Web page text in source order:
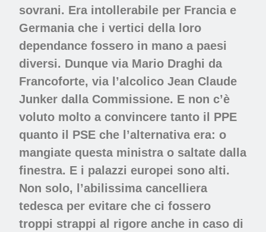
sovrani. Era intollerabile per Francia e
Germania che i vertici della loro
dependance fossero in mano a paesi
diversi. Dunque via Mario Draghi da
Francoforte, via l’alcolico Jean Claude
Junker dalla Commissione. E non c’è
voluto molto a convincere tanto il PPE
quanto il PSE che l’alternativa era: o
mangiate questa ministra o saltate dalla
finestra. E i palazzi europei sono alti.
Non solo, l’abilissima cancelliera
tedesca per evitare che ci fossero
troppi strappi al rigore anche in caso di